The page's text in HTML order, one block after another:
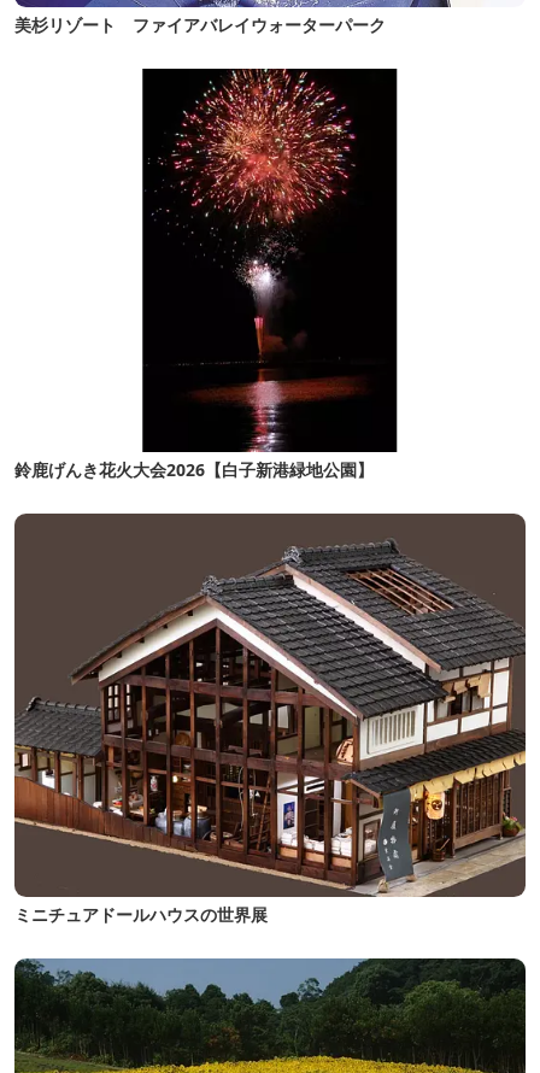
美杉リゾート ファイアバレイウォーターパーク
鈴鹿げんき花火大会2026【白子新港緑地公園】
ミニチュアドールハウスの世界展